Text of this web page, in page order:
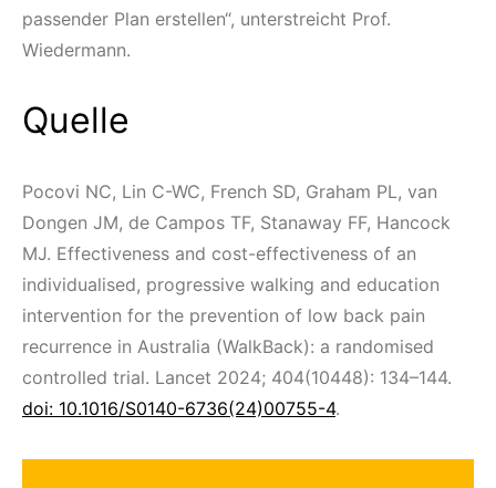
passender Plan erstellen“, unterstreicht Prof.
Wiedermann.
Quelle
Pocovi NC, Lin C-WC, French SD, Graham PL, van
Dongen JM, de Campos TF, Stanaway FF, Hancock
MJ. Effectiveness and cost-effectiveness of an
individualised, progressive walking and education
intervention for the prevention of low back pain
recurrence in Australia (WalkBack): a randomised
controlled trial. Lancet 2024; 404(10448): 134–144.
doi: 10.1016/S0140-6736(24)00755-4.